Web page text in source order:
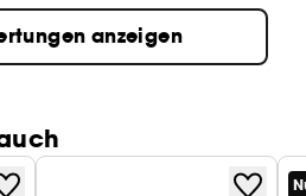
anzeigen